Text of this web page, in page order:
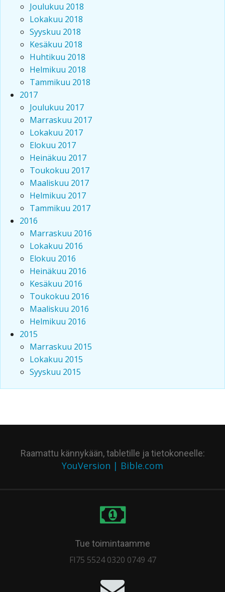
Joulukuu 2018
Lokakuu 2018
Syyskuu 2018
Kesäkuu 2018
Huhtikuu 2018
Helmikuu 2018
Tammikuu 2018
2017
Joulukuu 2017
Marraskuu 2017
Lokakuu 2017
Elokuu 2017
Heinäkuu 2017
Toukokuu 2017
Maaliskuu 2017
Helmikuu 2017
Tammikuu 2017
2016
Marraskuu 2016
Lokakuu 2016
Elokuu 2016
Heinäkuu 2016
Kesäkuu 2016
Toukokuu 2016
Maaliskuu 2016
Helmikuu 2016
2015
Marraskuu 2015
Lokakuu 2015
Syyskuu 2015
Raamattu kännykään, tabletille ja tietokoneelle:
YouVersion | Bible.com
Tue toimintaamme
FI75 5524 0320 0749 47